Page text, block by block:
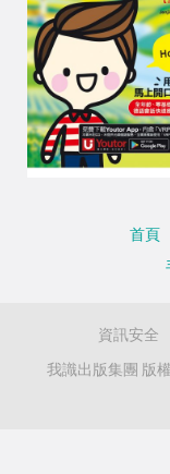
首頁
資訊安全
我識出版集團 版